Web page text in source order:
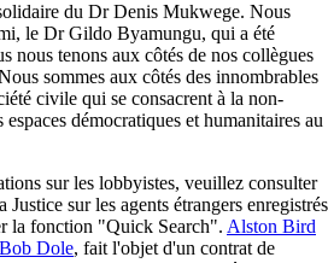
du Dr Denis Mukwege. Nous
le Dr Gildo Byamungu, qui a été
nous tenons aux côtés de nos collègues
sommes aux côtés des innombrables
civile qui se consacrent à la non-
démocratiques et humanitaires au
sur les lobbyistes, veuillez consulter
sur les agents étrangers enregistrés
la fonction "Quick Search". Alston Bird
Dole, fait l'objet d'un contrat de